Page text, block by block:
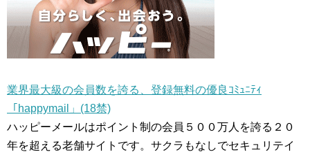
業界最大級の会員数を誇る、登録無料の優良ｺﾐｭﾆﾃｨ
「happymail」(18禁)
ハッピーメールはポイント制の会員５００万人を誇る２０
年を超える老舗サイトです。サクラもなしでセキュリテイ